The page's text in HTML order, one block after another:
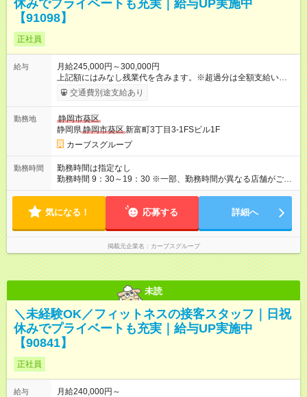
休みでプライベートも充実｜給与UP実施中
【91098】
正社員
給与
月給245,000円～300,000円
上記額にはみなし残業代を含みます。※超過分は全額支給いたし
ます。 みなし残業代 25,699円／月 みなし残業時間 16時間／月
【試用期間】試用期間あり 試用期間の長さ：6ヶ月 ※ 雇用形態
用時と同じです。 給与：月給 220,000円以上 上記額にはみなし
残業代を含みます。※超過分は全額支給いたします。 みなし残
業代 23,077円／月 みなし残業時間 16時間／月
交通費別途支給あり
勤務地
静岡市葵区
静岡県静岡市葵区新富町3丁目3-1FSビル1F
カーブスグループ
勤務時間
勤務時間は指定なし
勤務時間 9：30～19：30 ※一部、勤務時間が異なる店舗がござ
います。 ＜営業時間＞ 平日／10：00～13：00、15：00～19：
深夜シフトはありません）
気になる！ 応募する 詳細へ
掲載元企業名 カーブスグループ
未読
＼未経験OK／フィットネスの接客スタッフ｜日祝
休みでプライベートも充実｜給与UP実施中
【90841】
正社員
給与
月給240,000円～